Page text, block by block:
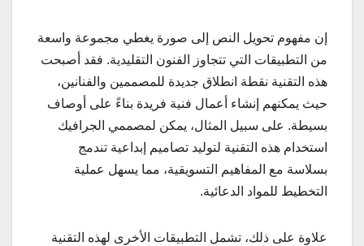
إن مفهوم تحويل النص إلى صورة يغطي مجموعة واسعة
من التطبيقات التي تتجاوز الفنون التقليدية. فقد أصبحت
هذه التقنية نقطة انطلاق جديدة للمصممين والفنانين،
حيث يمكنهم إنشاء أعمال فنية فريدة بناءً على أوصاف
بسيطة. على سبيل المثال، يمكن لمصممي الجرافيك
استخدام هذه التقنية لتوليد تصاميم إبداعية تندمج
بسلاسة مع المفاهيم التسويقية، مما يسهل عملية
التخطيط للمواد الدعائية.
علاوة على ذلك، تشمل التطبيقات الأخرى لهذه التقنية